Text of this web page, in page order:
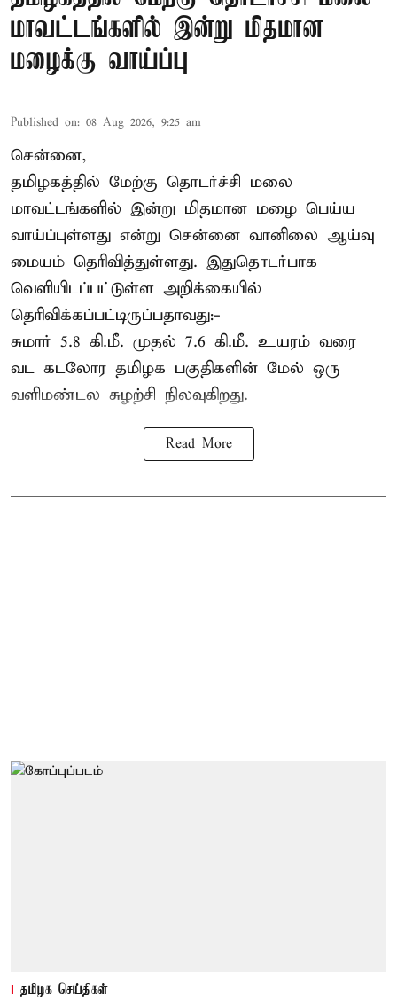
மாவட்டங்களில் இன்று மிதமான
மழைக்கு வாய்ப்பு
Published on: 08 Aug 2026, 9:25 am
சென்னை,
தமிழகத்தில் மேற்கு தொடர்ச்சி மலை
மாவட்டங்களில் இன்று மிதமான மழை பெய்ய
வாய்ப்புள்ளது என்று சென்னை வானிலை ஆய்வு
மையம் தெரிவித்துள்ளது. இதுதொடர்பாக
வெளியிடப்பட்டுள்ள அறிக்கையில்
தெரிவிக்கப்பட்டிருப்பதாவது:-
சுமார் 5.8 கி.மீ. முதல் 7.6 கி.மீ. உயரம் வரை
வட கடலோர தமிழக பகுதிகளின் மேல் ஒரு
வளிமண்டல சுழற்சி நிலவுகிறது.
Read More
தமிழக செய்திகள்